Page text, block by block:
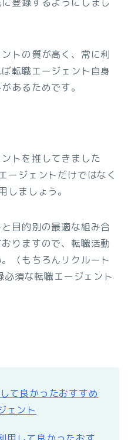
トの質が高く、常に利
転職エージェント自身
あるためです。
トを推してきました
ージェントだけではなく
しましょう。
目的別の最適な組み合
りますので、転職活動
（もちろんリクルート
須な転職エージェント
て良かったおすすめ
ェント